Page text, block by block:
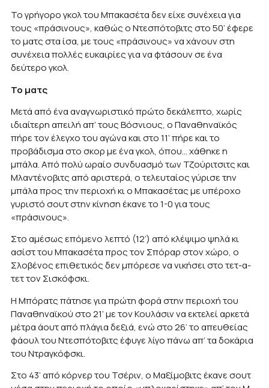
Το γρήγορο γκολ του Μπακασέτα δεν είχε συνέχεια για
τους «πράσινους», καθώς ο Ντεσπότοβιτς στο 50’ έφερε
το ματς στα ίσα, με τους «πράσινους» να χάνουν στη
συνέχεια πολλές ευκαιρίες για να φτάσουν σε ένα
δεύτερο γκολ.
Το ματς
Μετά από ένα αναγνωριστικό πρώτο δεκάλεπτο, χωρίς
ιδιαίτερη απειλή απ’ τους Βόσνιους, ο Παναθηναϊκός
πήρε τον έλεγχο του αγώνα και στο 11’ πήρε και το
προβάδισμα στο σκορ με ένα γκολ, όπου… χάθηκε η
μπάλα. Από πολύ ωραίο συνδυασμό των Τζούριτσιτς και
Μλαντένοβιτς από αριστερά, ο τελευταίος γύρισε την
μπάλα προς την περιοχή κι ο Μπακασέτας με υπέροχο
γυριστό σουτ στην κίνηση έκανε το 1-0 για τους
«πράσινους».
Στο αμέσως επόμενο λεπτό (12’) από κλέψιμο ψηλά κι
ασίστ του Μπακασέτα προς τον Σπόραρ στον χώρο, ο
Σλοβένος επιθετικός δεν μπόρεσε να νικήσει στο τετ-α-
τετ τον Σισκόφσκι.
Η Μπόρατς πάτησε για πρώτη φορά στην περιοχή του
Παναθηναϊκού στο 21’ με τον Κουλάσιν να εκτελεί αρκετά
μέτρα άουτ από πλάγια δεξιά, ενώ στο 26’ το απευθείας
φάουλ του Ντεσπότοβιτς έφυγε λίγο πάνω απ’ τα δοκάρια
του Ντραγκόφσκι.
Στο 43’ από κόρνερ του Τσέριν, ο Μαξίμοβιτς έκανε σουτ